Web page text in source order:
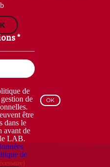
*
de
de
être
dans le
avant de
LAB.
de